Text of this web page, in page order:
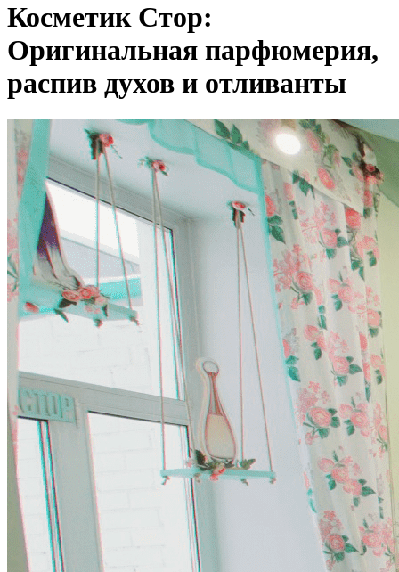
Косметик Стор:
Оригинальная парфюмерия,
распив духов и отливанты